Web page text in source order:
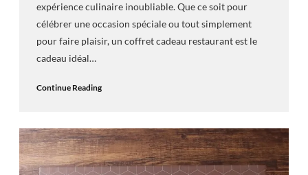
expérience culinaire inoubliable. Que ce soit pour
célébrer une occasion spéciale ou tout simplement
pour faire plaisir, un coffret cadeau restaurant est le
cadeau idéal…
Continue Reading